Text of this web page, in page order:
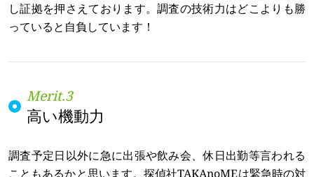
し証拠を押さえております。調査の技術力はどこよりも勝
っていると自負しています！
高い機動力
調査予定日以外に急に出張や飲み会、休日出勤等言われる
こともあるかと思います。探偵社TAKAnoMEは緊急時の対